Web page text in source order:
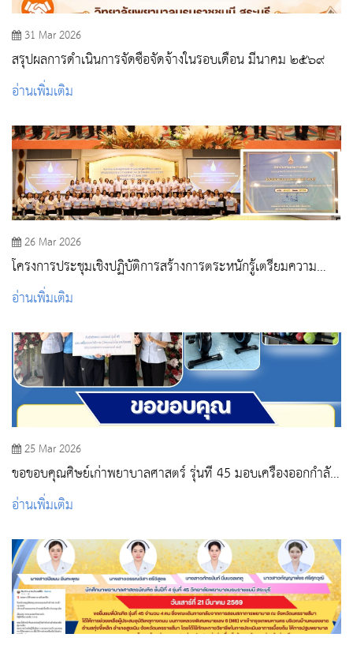
31 Mar 2026
สรุปผลการดำเนินการจัดซื้อจัดจ้างในรอบเดือน มีนาคม ๒๕๖๙
อ่านเพิ่มเติม
26 Mar 2026
โครงการประชุมเชิงปฏิบัติการสร้างการตระหนักรู้เตรียมความ
พร้อมสู่การประเมินคุณธรรมและความโปร่งใส (ITA)
อ่านเพิ่มเติม
25 Mar 2026
ขอขอบคุณศิษย์เก่าพยาบาลศาสตร์ รุ่นที่ 45 มอบเครื่องออกกำลัง
กาย ให้แก่ วพบ.สระบุรี
อ่านเพิ่มเติม